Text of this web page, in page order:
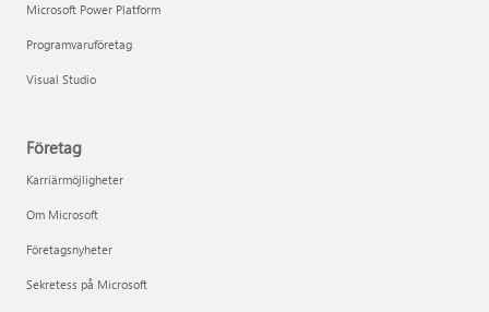
Microsoft Power Platform
Programvaruföretag
Visual Studio
Företag
Karriärmöjligheter
Om Microsoft
Företagsnyheter
Sekretess på Microsoft